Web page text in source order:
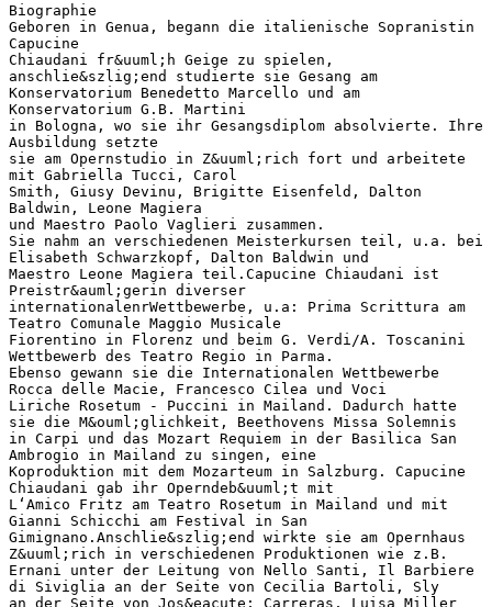
Biographie
Geboren in Genua, begann die italienische Sopranistin
Capucine
Chiaudani fr&uuml;h Geige zu spielen,
anschlie&szlig;end studierte sie Gesang am
Konservatorium Benedetto Marcello und am
Konservatorium G.B. Martini
in Bologna, wo sie ihr Gesangsdiplom absolvierte. Ihre
Ausbildung setzte
sie am Opernstudio in Z&uuml;rich fort und arbeitete
mit Gabriella Tucci, Carol
Smith, Giusy Devinu, Brigitte Eisenfeld, Dalton
Baldwin, Leone Magiera
und Maestro Paolo Vaglieri zusammen.
Sie nahm an verschiedenen Meisterkursen teil, u.a. bei
Elisabeth Schwarzkopf, Dalton Baldwin und
Maestro Leone Magiera teil.Capucine Chiaudani ist
Preistr&auml;gerin diverser
internationalenrWettbewerbe, u.a: Prima Scrittura am
Teatro Comunale Maggio Musicale
Fiorentino in Florenz und beim G. Verdi/A. Toscanini
Wettbewerb des Teatro Regio in Parma.
Ebenso gewann sie die Internationalen Wettbewerbe
Rocca delle Macie, Francesco Cilea und Voci
Liriche Rosetum - Puccini in Mailand. Dadurch hatte
sie die M&ouml;glichkeit, Beethovens Missa Solemnis
in Carpi und das Mozart Requiem in der Basilica San
Ambrogio in Mailand zu singen, eine
Koproduktion mit dem Mozarteum in Salzburg. Capucine
Chiaudani gab ihr Operndeb&uuml;t mit
L‘Amico Fritz am Teatro Rosetum in Mailand und mit
Gianni Schicchi am Festival in San
Gimignano.Anschlie&szlig;end wirkte sie am Opernhaus
Z&uuml;rich in verschiedenen Produktionen wie z.B.
Ernani unter der Leitung von Nello Santi, Il Barbiere
di Siviglia an der Seite von Cecilia Bartoli, Sly
an der Seite von Jos&eacute; Carreras, Luisa Miller